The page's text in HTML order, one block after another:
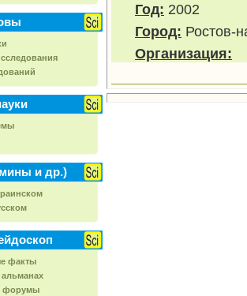
и др.)
факты
форумы
Год: 2002
Город: Ростов-
Организация: